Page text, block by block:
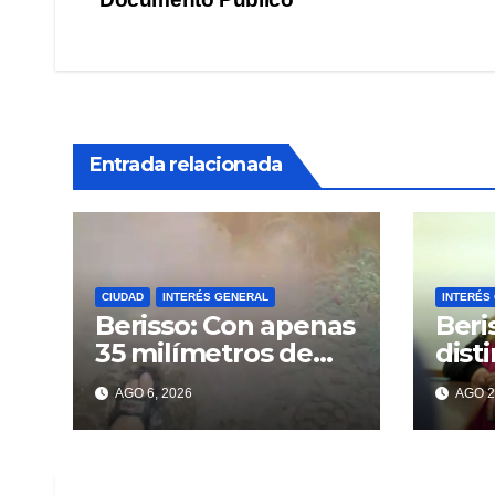
Entrada relacionada
CIUDAD INTERÉS GENERAL
Berisso: Con apenas
35 milímetros de
lluvia ya se sienten
los problemas
AGO 6, 2026
INTERÉS
AGO